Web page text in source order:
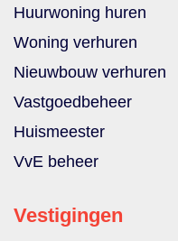
Huurwoning huren
Woning verhuren
Nieuwbouw verhuren
Vastgoedbeheer
Huismeester
VvE beheer
Vestigingen